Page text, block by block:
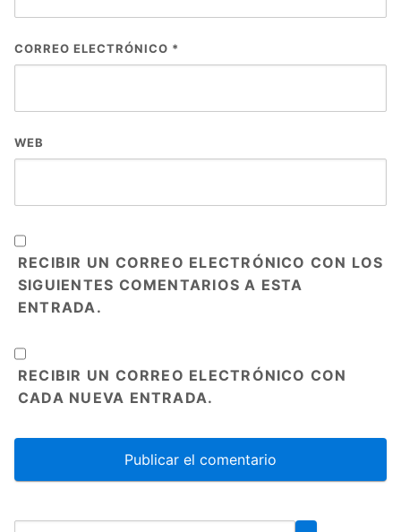
CORREO ELECTRÓNICO *
WEB
RECIBIR UN CORREO ELECTRÓNICO CON LOS
SIGUIENTES COMENTARIOS A ESTA
ENTRADA.
RECIBIR UN CORREO ELECTRÓNICO CON
CADA NUEVA ENTRADA.